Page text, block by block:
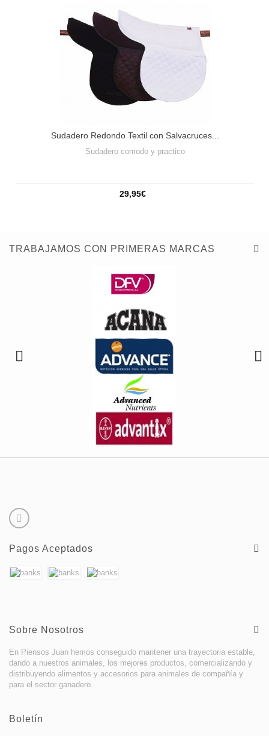
Sudadero Redondo Textil con Salvacruces...
Sudadero comodo y practico
29,95€
TRABAJAMOS CON PRIMERAS MARCAS
Pagos Aceptados
Sobre Nosotros
En Piensos Juan hemos conseguido mantener una trayectoria estable,
dando a nuestros animales, los mejores productos, comercializando y
distribuyendo alimentos y accesorios para animales de compañía y
para el sector ganadero.
Boletín